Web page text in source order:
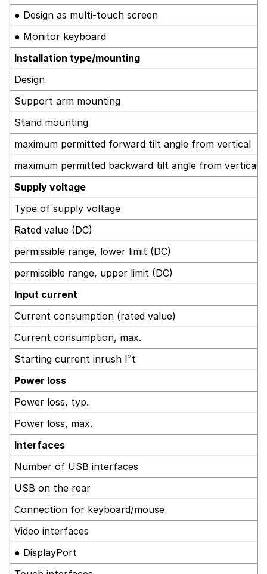
● Design as multi-touch screen
● Monitor keyboard
Installation type/mounting
Design
Support arm mounting
Stand mounting
maximum permitted forward tilt angle from vertical
maximum permitted backward tilt angle from vertical
Supply voltage
Type of supply voltage
Rated value (DC)
permissible range, lower limit (DC)
permissible range, upper limit (DC)
Input current
Current consumption (rated value)
Current consumption, max.
Starting current inrush I²t
Power loss
Power loss, typ.
Power loss, max.
Interfaces
Number of USB interfaces
USB on the rear
Connection for keyboard/mouse
Video interfaces
● DisplayPort